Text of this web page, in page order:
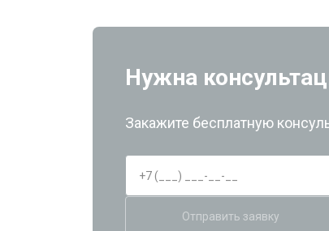
Нужна
Закажите бесплатную
Отправить заявку